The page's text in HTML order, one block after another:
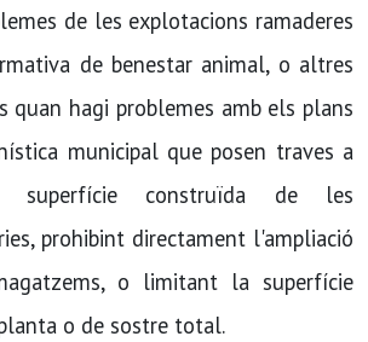
de les explotacions ramaderes
de benestar animal, o altres
quan hagi problemes amb els plans
municipal que posen traves a
superfí­cie construïda de les
prohibint directament l'ampliació
o limitant la superfí­cie
o de sostre total.